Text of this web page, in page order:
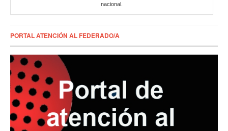
nacional.
PORTAL ATENCIÓN AL FEDERADO/A